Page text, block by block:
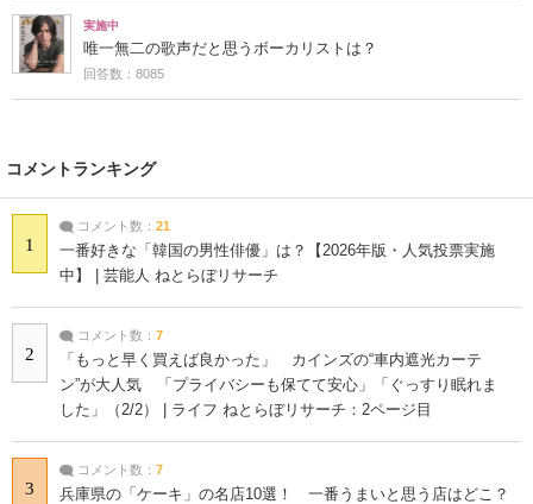
実施中
唯一無二の歌声だと思うボーカリストは？
回答数：8085
コメントランキング
1
コメント数： 21
一番好きな「韓国の男性俳優」は？【2026年版・人気投票実施
中】 | 芸能人 ねとらぼリサーチ
2
コメント数： 7
「もっと早く買えば良かった」 カインズの“車内遮光カーテ
ン”が大人気 「プライバシーも保てて安心」「ぐっすり眠れま
した」（2/2） | ライフ ねとらぼリサーチ：2ページ目
3
コメント数： 7
兵庫県の「ケーキ」の名店10選！ 一番うまいと思う店はどこ？